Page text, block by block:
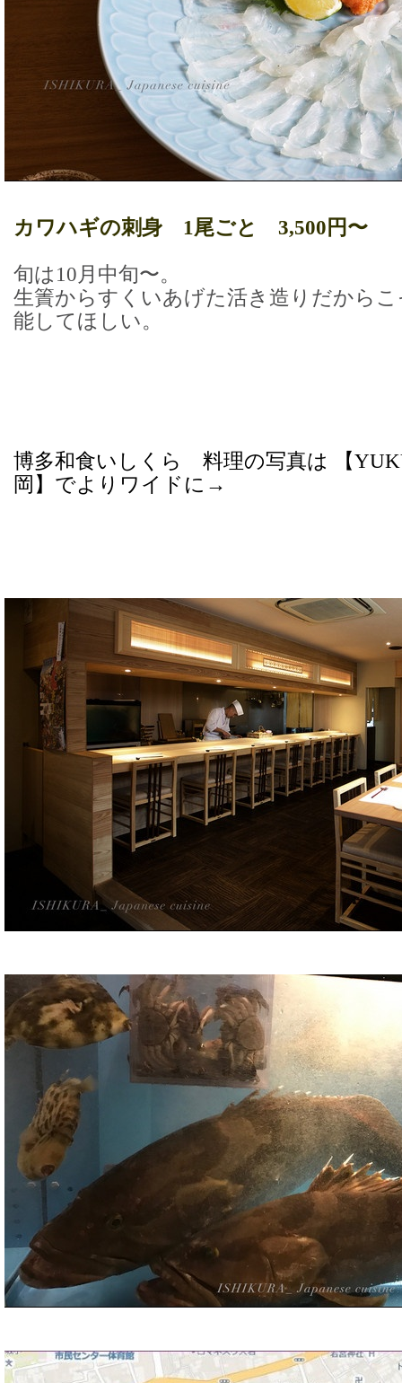
カワハギの刺身 1尾ごと 3,500円〜
旬は10月中旬〜。
生簀からすくいあげた活き造りだから
能してほしい。
博多和食いしくら 料理の写真は 【
岡】でよりワイドに→